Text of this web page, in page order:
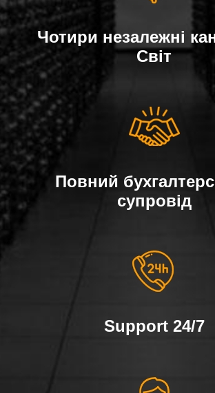
Чотири незалежні
Світ
Повний
супровід
Support 24/7